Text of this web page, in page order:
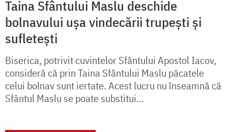
Taina Sfântului Maslu deschide
bolnavului ușa vindecării trupești și
sufletești
Biserica, potrivit cuvintelor Sfântului Apostol Iacov,
consideră că prin Taina Sfântului Maslu păcatele
celui bolnav sunt iertate. Acest lucru nu înseamnă că
Sfântul Maslu se poate substitui...